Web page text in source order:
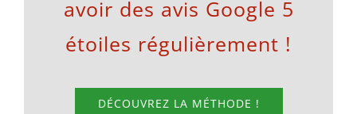
avoir des avis Google 5
étoiles régulièrement !
DÉCOUVREZ LA MÉTHODE !